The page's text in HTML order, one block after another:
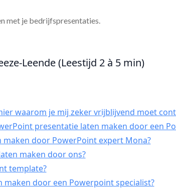
met je bedrijfspresentaties.
Leende (Leestijd 2 à 5 min)
waarom je mij zeker vrijblijvend moet
presentatie laten maken door een
door PowerPoint expert Mona?
maken door ons?
template?
door een Powerpoint specialist?